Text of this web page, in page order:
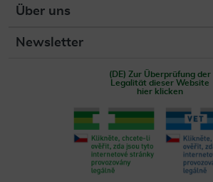
Über uns
Newsletter
(DE) Zur Überprüfung der
Legalität dieser Website
hier klicken